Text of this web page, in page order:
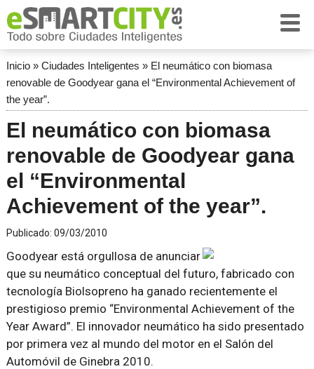
Inicio» Ciudades Inteligentes » El neumático con biomasa
renovable de Goodyear gana el “Environmental Achievement of
the year”.
El neumático con biomasa
renovable de Goodyear gana
el “Environmental
Achievement of the year”.
Publicado: 09/03/2010
Goodyear está orgullosa de anunciar
que su neumático conceptual del futuro, fabricado con
tecnología Biolsopreno ha ganado recientemente el
prestigioso premio “Environmental Achievement of the
Year Award”. El innovador neumático ha sido presentado
por primera vez al mundo del motor en el Salón del
Automóvil de Ginebra 2010.